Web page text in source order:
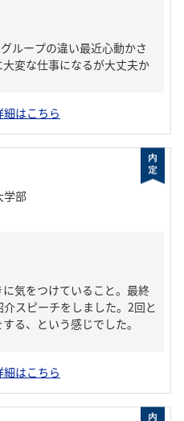
ループの違い最近心動かさ
変な仕事になるが大丈夫か
はこちら
学部
気をつけていること。最終
スピーチをしました。2回と
る、という感じでした。
はこちら